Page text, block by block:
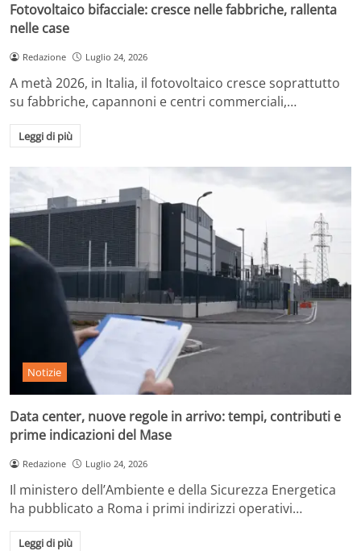
Fotovoltaico bifacciale: cresce nelle fabbriche, rallenta
nelle case
Redazione Luglio 24, 2026
A metà 2026, in Italia, il fotovoltaico cresce soprattutto
su fabbriche, capannoni e centri commerciali,…
Leggi di più
Notizie
Data center, nuove regole in arrivo: tempi, contributi e
prime indicazioni del Mase
Redazione Luglio 24, 2026
Il ministero dell’Ambiente e della Sicurezza Energetica
ha pubblicato a Roma i primi indirizzi operativi…
Leggi di più